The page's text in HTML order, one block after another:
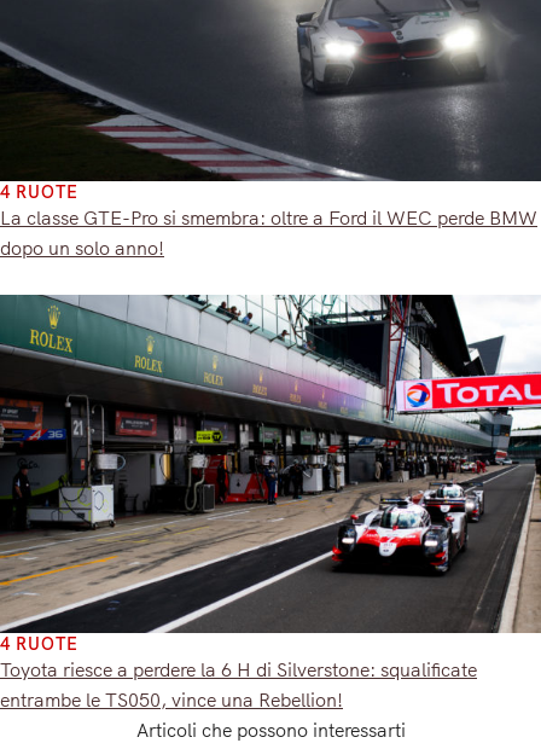
4 RUOTE
La classe GTE-Pro si smembra: oltre a Ford il WEC perde BMW
dopo un solo anno!
4 RUOTE
Toyota riesce a perdere la 6 H di Silverstone: squalificate
entrambe le TS050, vince una Rebellion!
Articoli che possono interessarti